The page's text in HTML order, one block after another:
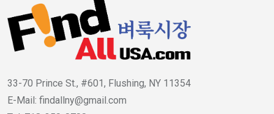
33-70 Prince St., #601, Flushing, NY 11354
E-Mail: findallny@gmail.com